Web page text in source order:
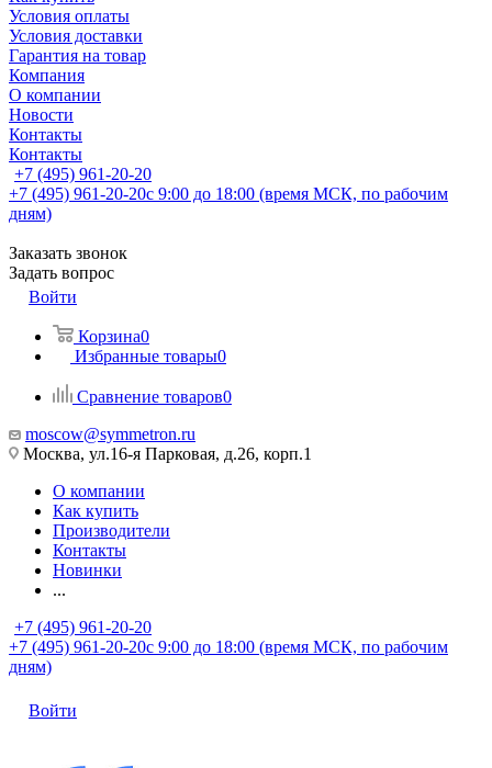
Условия оплаты
Условия доставки
Гарантия на товар
Компания
О компании
Новости
Контакты
Контакты
+7 (495) 961-20-20
+7 (495) 961-20-20с 9:00 до 18:00 (время МСК, по рабочим
дням)
Заказать звонок
Задать вопрос
Войти
Корзина0
Избранные товары0
Сравнение товаров0
moscow@symmetron.ru
Москва, ул.16-я Парковая, д.26, корп.1
О компании
Как купить
Производители
Контакты
Новинки
...
+7 (495) 961-20-20
+7 (495) 961-20-20с 9:00 до 18:00 (время МСК, по рабочим
дням)
Войти